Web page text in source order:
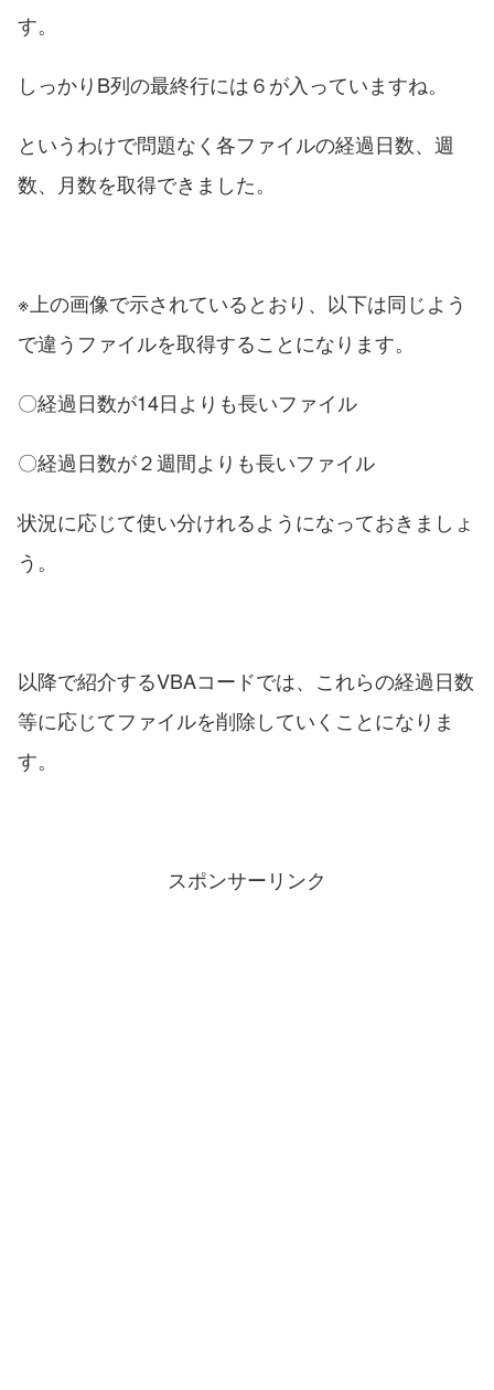
す。
しっかりB列の最終行には６が入っていますね。
というわけで問題なく各ファイルの経過日数、週
数、月数を取得できました。
※上の画像で示されているとおり、以下は同じよう
で違うファイルを取得することになります。
〇経過日数が14日よりも長いファイル
〇経過日数が２週間よりも長いファイル
状況に応じて使い分けれるようになっておきましょ
う。
以降で紹介するVBAコードでは、これらの経過日数
等に応じてファイルを削除していくことになりま
す。
スポンサーリンク